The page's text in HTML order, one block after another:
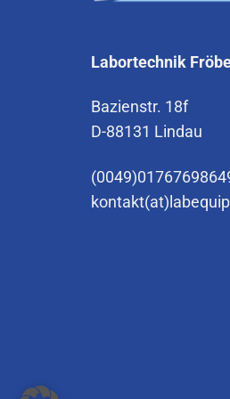
Labortechnik
Bazienstr. 18f
D-88131 Lindau